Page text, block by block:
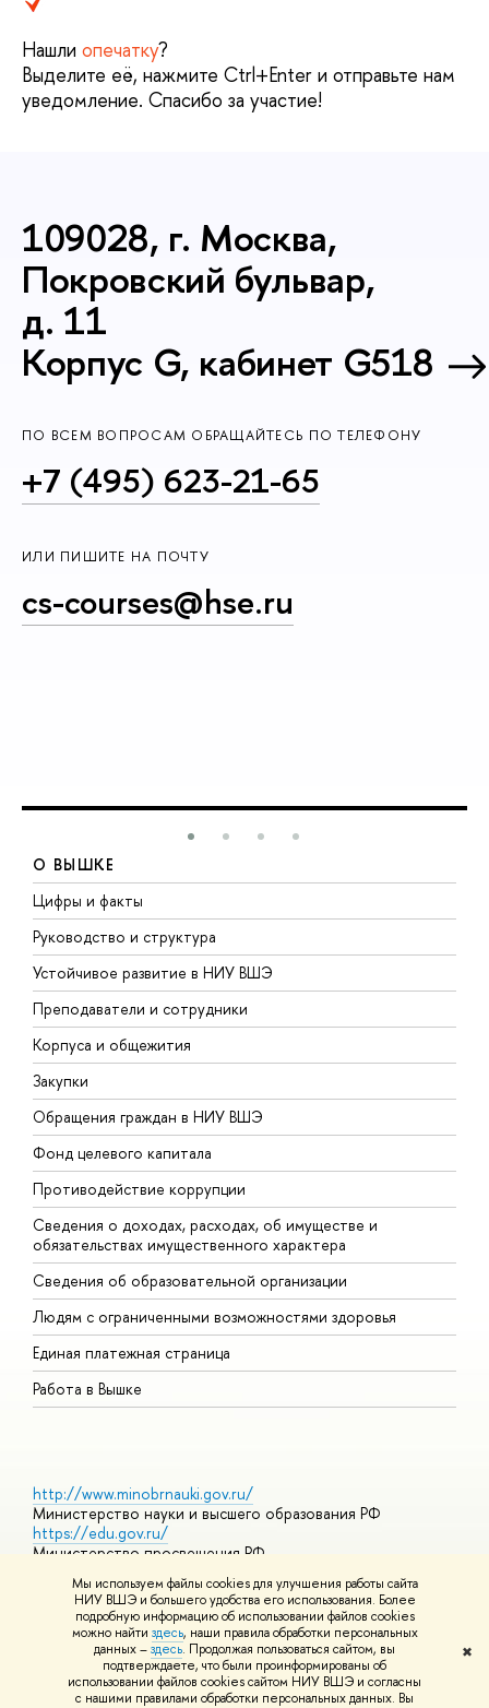
Мы используем файлы cookies для улучшения работы сайта
НИУ ВШЭ и большего удобства его использования. Более
подробную информацию об использовании файлов cookies
можно найти здесь, наши правила обработки персональных
данных –здесь. Продолжая пользоваться сайтом, вы
подтверждаете, что были проинформированы о
использовании файлов cookies сайтом НИУ ВШЭ и согласны
с нашими правилами обработки персональных данных. Вы
✖
Нашли опечатку?
ыделите её, нажмите Ctrl+Enter и отправьте нам
уведомление. Спасибо за участие!
109028, г. Москва,
Покровский бульвар,
д. 11
Корпус G, кабинет G518
ПО ВСЕМ ВОПРОСАМ ОБРАЩАЙТЕСЬ ПО ТЕЛЕФОНУ
+7 (495) 623-21-65
ИЛИ ПИШИТЕ НА ПОЧТУ
cs-courses@hse.ru
О ВЫШКЕ
Цифры и факты
Руководство и структура
Устойчивое развитие в НИУ ВШЭ
Преподаватели и сотрудники
Корпуса и общежития
Закупки
Обращения граждан в НИУ ВШЭ
Фонд целевого капитала
Противодействие коррупции
Сведения о доходах, расходах, об имуществе и
обязательствах имущественного характера
Сведения об образовательной организации
Людям с ограниченными возможностями здоровья
Единая платежная страница
Работа в Вышке
http://www.minobrnauki.gov.ru/
Министерство науки и высшего образования РФ
https://edu.gov.ru/
Министерство просвещения РФ
https://elearning.hse.ru/mooc
Массовые открытые онлайн-курсы
© НИУ ВШЭ 1993–2026 Адреса и контактыУсловия
использования материало Политика конфиденциальности